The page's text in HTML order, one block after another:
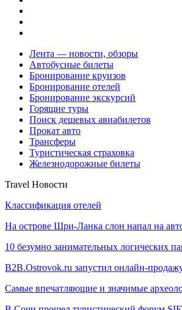
Лента — новости, обзоры
Автобусные билеты
Бронирование круизов
Бронирование отелей
Бронирование экскурсий
Горящие туры
Поиск дешевых авиабилетов
Прокат авто
Трансферы
Туристическая страховка
Железнодорожные билеты
Travel Новости
Классификация отелей
На острове Шри-Ланка слон напал на
10 безумно занимательных логических
B2B.Ostrovok.ru запустил онлайн-
Самые впечатляющие и значимые